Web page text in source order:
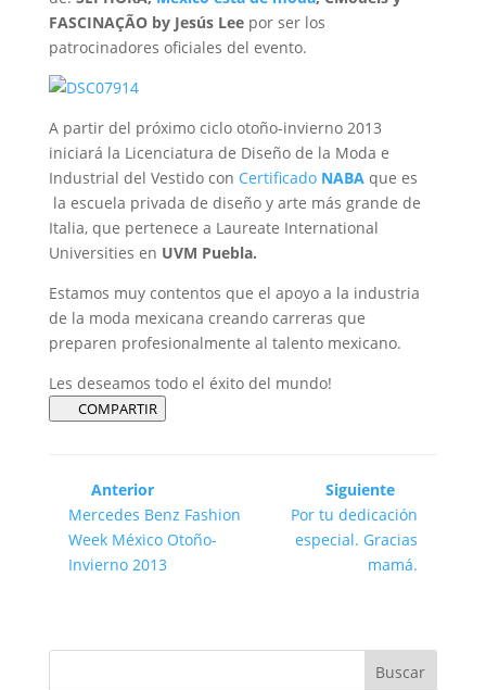
FASCINAÇÃO by Jesús Leepor ser los
patrocinadores oficiales del evento.
A partir del próximo ciclo otoño-invierno 2013
iniciará la Licenciatura de Diseño de la Moda e
Industrial del Vestido con Certificado NABAque es
la escuela privada de diseño y arte más grande de
Italia, que pertenece a Laureate International
Universities en UVM Puebla.
Estamos muy contentos que el apoyo a la industria
de la moda mexicana creando carreras que
preparen profesionalmente al talento mexicano.
Les deseamos todo el éxito del mundo!
COMPARTIR
Anterior
Mercedes Benz Fashion
Week México Otoño-
Invierno 2013
Siguiente
Por tu dedicación
especial. Gracias
mamá.
Buscar